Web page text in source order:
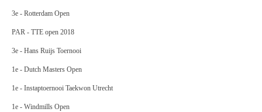
3e - Rotterdam Open
PAR - TTE open 2018
3e - Hans Ruijs Toernooi
1e - Dutch Masters Open
1e - Instaptoernooi Taekwon Utrecht
1e - Windmills Open